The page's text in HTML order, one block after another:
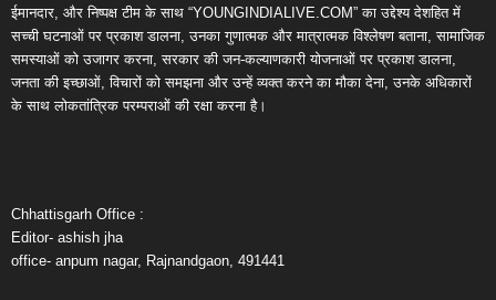
ईमानदार, और निष्पक्ष टीम के साथ “YOUNGINDIALIVE.COM” का उद्देश्य देशहित में
सच्ची घटनाओं पर प्रकाश डालना, उनका गुणात्मक और मात्रात्मक विश्लेषण बताना, सामाजिक
समस्याओं को उजागर करना, सरकार की जन-कल्याणकारी योजनाओं पर प्रकाश डालना,
जनता की इच्छाओं, विचारों को समझना और उन्हें व्यक्त करने का मौका देना, उनके अधिकारों
के साथ लोकतांत्रिक परम्पराओं की रक्षा करना है।
Chhattisgarh Office :
Editor- ashish jha
office- anpum nagar, Rajnandgaon, 491441